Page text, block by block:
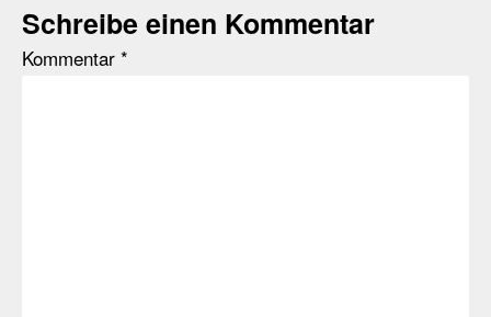
Schreibe einen Kommentar
Kommentar *